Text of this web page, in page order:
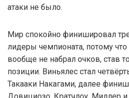
атаки не было.
Мир спокойно финишировал
лидеры чемпионата, потому
вообще не набрал очков, став
позиции. Виньялес стал
Такааки Накагами, далее
Довициозо, Кратчлоу, Миллер и